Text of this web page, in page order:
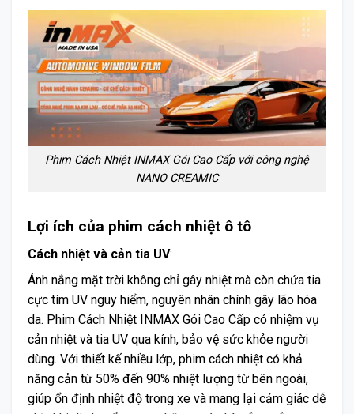
Phim Cách Nhiệt INMAX Gói Cao Cấp với công nghệ
NANO CREAMIC
Lợi ích của phim cách nhiệt ô tô
Cách nhiệt và cản tia UV:
Ánh nắng mặt trời không chỉ gây nhiệt mà còn chứa tia
cực tím UV nguy hiểm, nguyên nhân chính gây lão hóa
da. Phim Cách Nhiệt INMAX Gói Cao Cấp có nhiệm vụ
cản nhiệt và tia UV qua kính, bảo vệ sức khỏe người
dùng. Với thiết kế nhiều lớp, phim cách nhiệt có khả
năng cản từ 50% đến 90% nhiệt lượng từ bên ngoài,
giúp ổn định nhiệt độ trong xe và mang lại cảm giác dễ